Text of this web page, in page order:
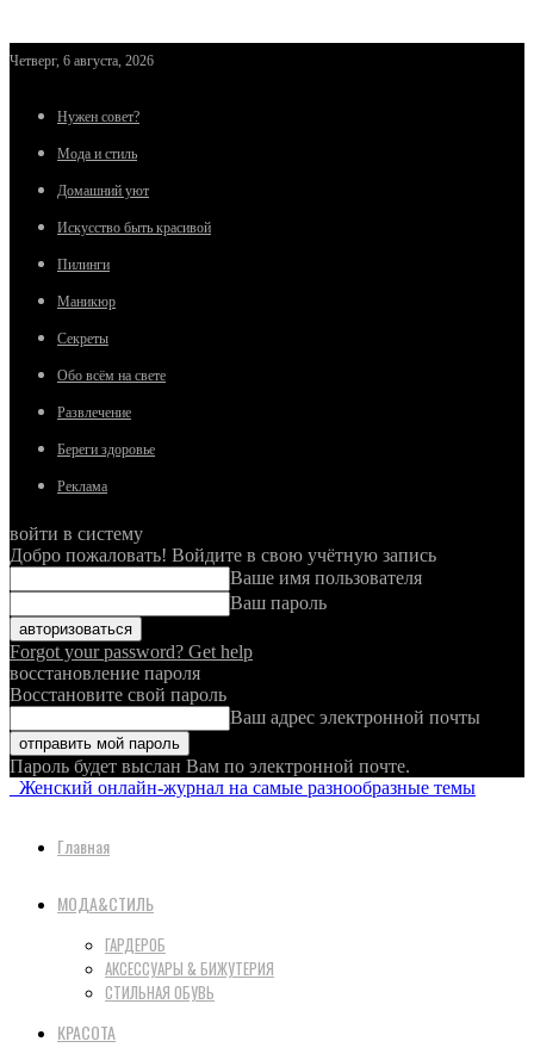
Четверг, 6 августа, 2026
Нужен совет?
Мода и стиль
Домашний уют
Искусство быть красивой
Пилинги
Маникюр
Секреты
Обо всём на свете
Развлечение
Береги здоровье
Реклама
войти в систему
Добро пожаловать! Войдите в свою учётную запись
Ваше имя пользователя
Ваш пароль
Forgot your password? Get help
восстановление пароля
Восстановите свой пароль
Ваш адрес электронной почты
Пароль будет выслан Вам по электронной почте.
Женский онлайн-журнал на самые разнообразные темы
Главная
МОДА&СТИЛЬ
ГАРДЕРОБ
АКСЕССУАРЫ & БИЖУТЕРИЯ
СТИЛЬНАЯ ОБУВЬ
КРАСОТА